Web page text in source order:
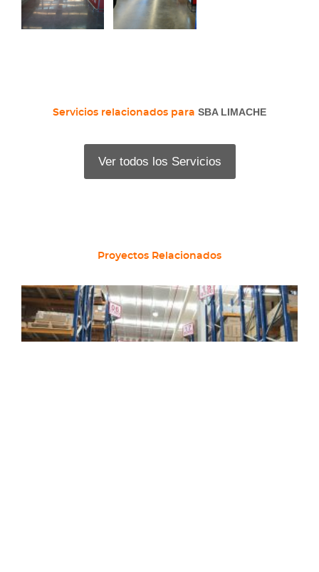
Servicios relacionados para SBA LIMACHE
Ver todos los Servicios
Proyectos Relacionados